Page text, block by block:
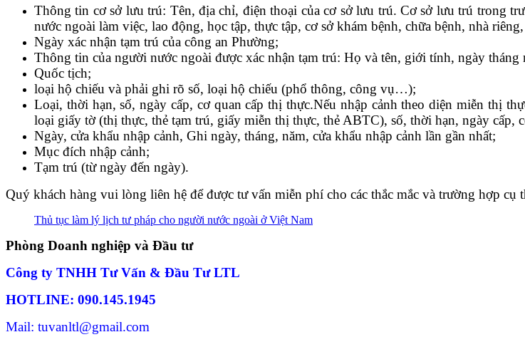
Thông tin cơ sở lưu trú: Tên, địa chỉ, điện thoại của cơ sở lưu trú. Cơ sở lưu trú trong
nước ngoài làm việc, lao động, học tập, thực tập, cơ sở khám bệnh, chữa bệnh, nhà
Ngày xác nhận tạm trú của công an Phường;
Thông tin của người nước ngoài được xác nhận tạm trú: Họ và tên, giới tính, ngày tháng
Quốc tịch;
loại hộ chiếu và phải ghi rõ số, loại hộ chiếu (phổ thông, công vụ…);
Loại, thời hạn, số, ngày cấp, cơ quan cấp thị thực.Nếu nhập cảnh theo diện miễn thị
loại giấy tờ (thị thực, thẻ tạm trú, giấy miễn thị thực, thẻ ABTC), số, thời hạn, ngày cấp,
Ngày, cửa khẩu nhập cảnh, Ghi ngày, tháng, năm, cửa khẩu nhập cảnh lần gần nhất;
Mục đích nhập cảnh;
Tạm trú (từ ngày đến ngày).
Quý khách hàng vui lòng liên hệ để được tư vấn miễn phí cho các thắc mắc và trường hợp cụ
Thủ tục làm lý lịch tư pháp cho người nước ngoài ở Việt Nam
Phòng Doanh nghiệp và Đầu tư
Công ty TNHH Tư Vấn & Đầu Tư LTL
HOTLINE: 090.145.1945
Mail: tuvanltl@gmail.com